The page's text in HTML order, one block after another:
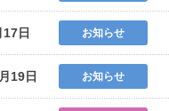
日 お知らせ
19日 お知らせ